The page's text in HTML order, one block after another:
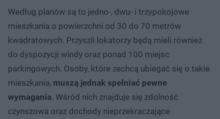
Według planów są to jedno-, dwu- i trzypokojowe
mieszkania o powierzchni od 30 do 70 metrów
kwadratowych. Przyszli lokatorzy będą mieli również
do dyspozycji windy oraz ponad 100 miejsc
parkingowych. Osoby, które zechcą ubiegać się o takie
mieszkania, muszą jednak spełniać pewne
wymagania. Wśród nich znajduje się zdolność
czynszowa oraz dochody nieprzekraczające